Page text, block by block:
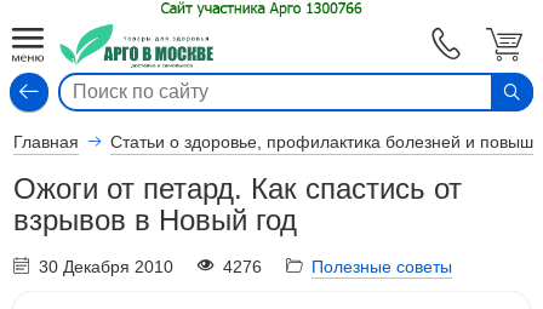
Главная Статьи о здоровье, профилактика болезней и
Ожоги от петард. Как спастись от
взрывов в Новый год
30 Декабря 2010 4276 Полезные советы